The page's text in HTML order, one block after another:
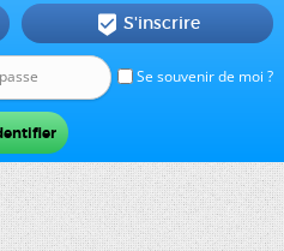
Se souvenir de moi ?
 S'inscrire